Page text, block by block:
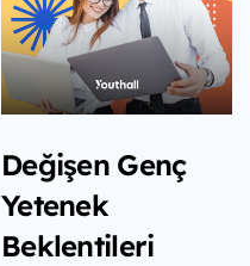
Değişen Genç
Yetenek
Beklentileri